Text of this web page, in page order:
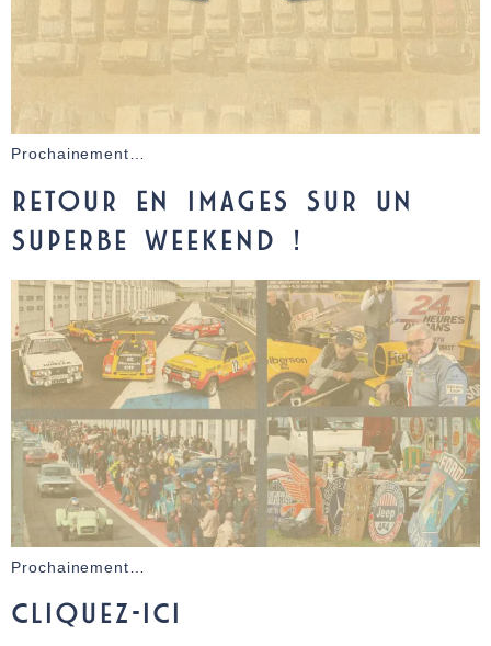
Prochainement…
RETOUR EN IMAGES SUR UN
SUPERBE WEEKEND !
Prochainement…
CLIQUEZ-ICI